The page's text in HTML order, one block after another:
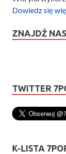
Dowiedz się
ZNAJDŹ
TWITTER
K-LISTA